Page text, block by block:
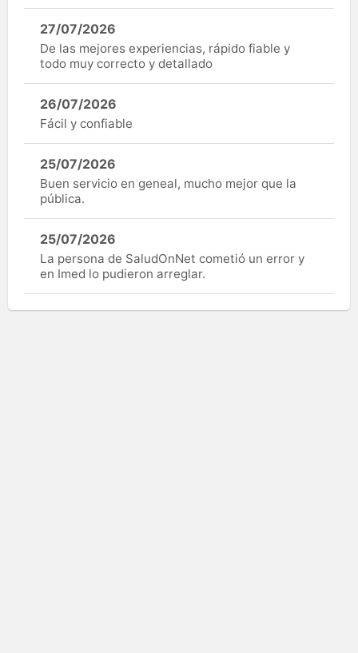
27/07/2026
De las mejores experiencias, rápido fiable y
todo muy correcto y detallado
26/07/2026
Fácil y confiable
25/07/2026
Buen servicio en geneal, mucho mejor que la
pública.
25/07/2026
La persona de SaludOnNet cometió un error y
en Imed lo pudieron arreglar.